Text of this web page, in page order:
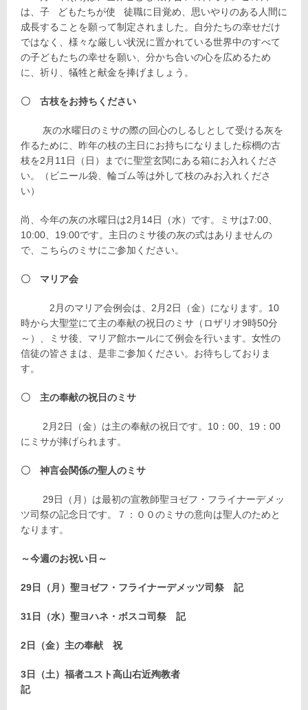
は、子 どもたちが使 徒職に目覚め、思いやりのある人間に
成長することを願って制定されました。自分たちの幸せだけ
ではなく、様々な厳しい状況に置かれている世界中のすべて
の子どもたちの幸せを願い、分かち合いの心を広めるため
に、祈り、犠牲と献金を捧げましょう。
〇 古枝をお持ちください
灰の水曜日のミサの際の回心のしるしとして受ける灰を
作るために、昨年の枝の主日にお持ちになりました棕櫚の古
枝を2月11日（日）までに聖堂玄関にある箱にお入れくださ
い。（ビニール袋、輪ゴム等は外して枝のみお入れくださ
い）
尚、今年の灰の水曜日は2月14日（水）です。ミサは7:00、
10:00、19:00です。主日のミサ後の灰の式はありませんの
で、こちらのミサにご参加ください。
〇 マリア会
2月のマリア会例会は、2月2日（金）になります。10
時から大聖堂にて主の奉献の祝日のミサ（ロザリオ9時50分
～）、ミサ後、マリア館ホールにて例会を行います。女性の
信徒の皆さまは、是非ご参加ください。お待ちしておりま
す。
〇 主の奉献の祝日のミサ
2月2日（金）は主の奉献の祝日です。10：00、19：00
にミサが捧げられます。
〇 神言会関係の聖人のミサ
29日（月）は最初の宣教師聖ヨゼフ・フライナーデメッ
ツ司祭の記念日です。７：００のミサの意向は聖人のためと
なります。
～今週のお祝い日～
29日（月）聖ヨゼフ・フライナーデメッツ司祭 記
31日（水）聖ヨハネ・ボスコ司祭 記
2日（金）主の奉献 祝
3日（土）福者ユスト高山右近殉教者
記